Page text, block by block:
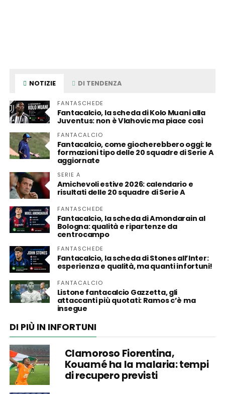
NOTIZIE DI TENDENZA
FANTASCHEDE
Fantacalcio, la scheda di Kolo Muani alla
Juventus: non è Vlahovic ma piace così
FANTACALCIO
Fantacalcio, come giocherebbero oggi: le
formazioni tipo delle 20 squadre di Serie A
aggiornate
SERIE A
Amichevoli estive 2026: calendario e
risultati delle 20 squadre di Serie A
FANTASCHEDE
Fantacalcio, la scheda di Amondarain al
Bologna: qualità e ripartenze da
centrocampo
FANTASCHEDE
Fantacalcio, la scheda di Stones all’Inter:
esperienza e qualità, ma quanti infortuni!
FANTACALCIO
Listone fantacalcio Gazzetta, gli
attaccanti più quotati: Ramos c’è ma
insegue
DI PIÙ IN INFORTUNI
Clamoroso Fiorentina,
Kouamé ha la malaria: tempi
di recupero previsti